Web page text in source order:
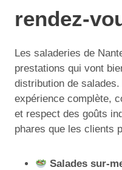
rendez-
Les saladeries de
prestations qui vont
distribution de
expérience complète,
et respect des goûts
phares que les clients
Salades sur-